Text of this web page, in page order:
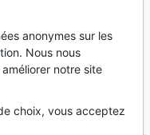
la Bible Suisse
anonymes sur les
Nous nous
notre site
choix, vous acceptez